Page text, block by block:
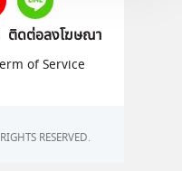
ติดต่อลงโฆษณา
of Service
RESERVED.